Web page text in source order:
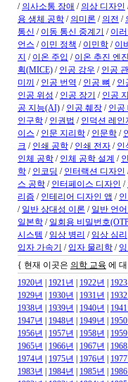
/ 의사소통 장애 / 의상 디자인
용 생체 공학 / 의미론 / 의전 /
통신 / 이동 통신 중계기 / 이
언스 / 이민 정책 / 이민학 / 이
지 / 이온 주입 / 이온 추진 엔진
획(MICE) / 인공 강우 / 인공
미끼 / 인공 번역 / 인공 뼈 / 인
인공 위성 / 인공 장기 / 인공
공 지능(AI) / 인공 췌장 / 인공
인구학 / 인권법 / 인덕션 레인
이스 / 인문 지리학 / 인문학 /
크 / 인쇄 공학 / 인쇄 전자 / 인
인체 공학 / 인체 공학 설계 /
학 / 인코딩 / 인터랙션 디자인
스 공학 / 인터페이스 디자인 /
리즘 / 인테리어 디자인 앱 /
/ 일반 상대성 이론 / 일반 언
일본학 / 일회용 비밀번호
시스템 / 임상 병리 / 임상 심리
입자 가속기 / 입자 물리학 /
{ 현재 이곳은 의학 교육 에
1920년
1921년 1922년
1929년
1930년 1931년
1938년
1939년 1940년
1947년
1948년 1949년
1956년
1957년 1958년
1965년
1966년 1967년
1974년
1975년 1976년
1983년
1984년 1985년